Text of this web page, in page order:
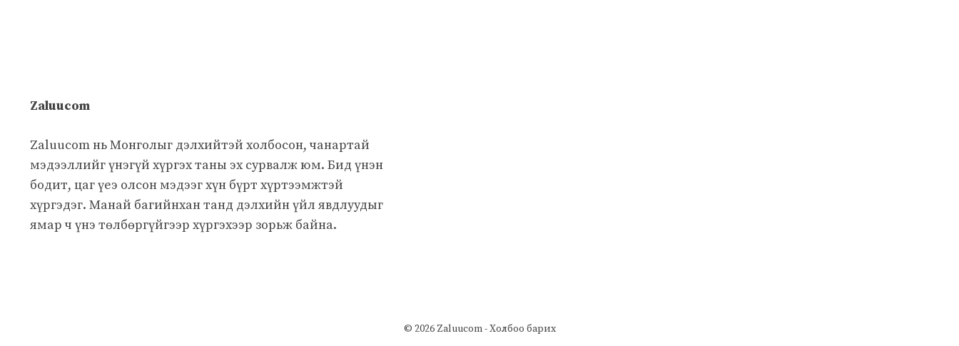
Zaluucom
Zaluucom нь Монголыг дэлхийтэй холбосон, чанартай
мэдээллийг үнэгүй хүргэх таны эх сурвалж юм. Бид үнэн
бодит, цаг үеэ олсон мэдээг хүн бүрт хүртээмжтэй
хүргэдэг. Манай багийнхан танд дэлхийн үйл явдлуудыг
ямар ч үнэ төлбөргүйгээр хүргэхээр зорьж байна.
© 2026 Zaluucom -Холбоо барих